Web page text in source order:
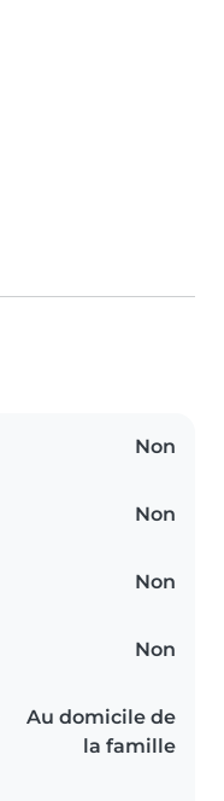
Non
Non
Non
Non
Au domicile de
la famille